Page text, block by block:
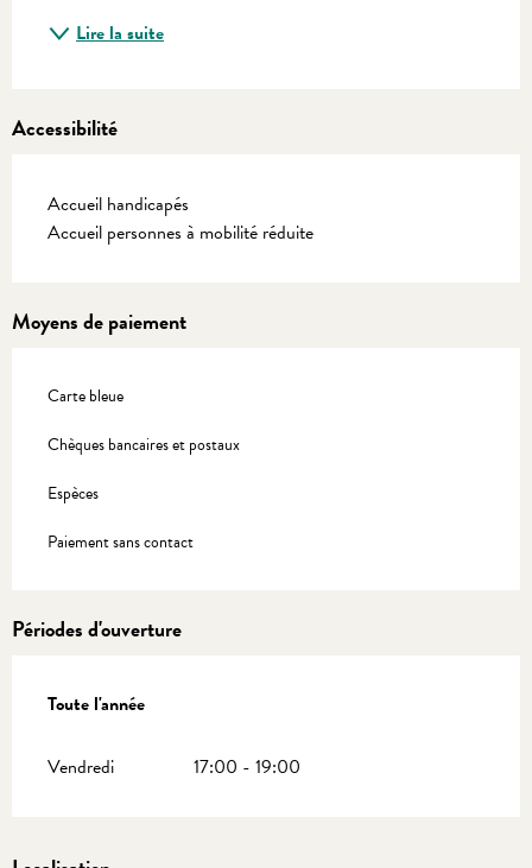
Lire la suite
Accessibilité
Accueil handicapés
Accueil personnes à mobilité réduite
Moyens de paiement
Carte bleue
Chèques bancaires et postaux
Espèces
Paiement sans contact
Périodes d'ouverture
Toute l'année
Toute l'année
Vendredi 17:00 - 19:00